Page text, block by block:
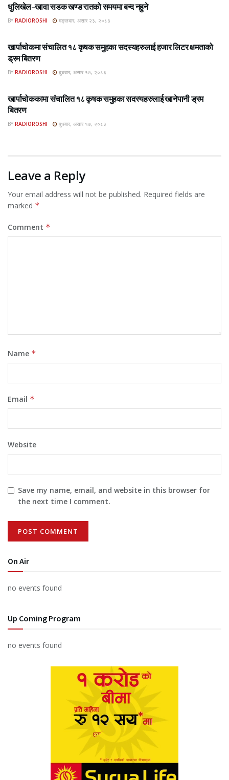
धुलिखेल–खावा सडक खण्ड रातको समयमा बन्द नहुने
BY RADIOROSHI मङ्लबार, असार २३, २०८३
खार्पाचोकमा संचालित १८ कृषक समुहका सदस्यहरुलाई हजार लिटर क्षमताको
ड्रम बितरण
BY RADIOROSHI बुधबार, असार १७, २०८३
खार्पाचोककामा संचालित १८ कृषक समुहका सदस्यहरुलाई खानेपानी ड्रम
बितरण
BY RADIOROSHI बुधबार, असार १७, २०८३
Leave a Reply
Your email address will not be published. Required fields are
marked *
Comment *
Name *
Email *
Website
Save my name, email, and website in this browser for
the next time I comment.
On Air
no events found
Up Coming Program
no events found